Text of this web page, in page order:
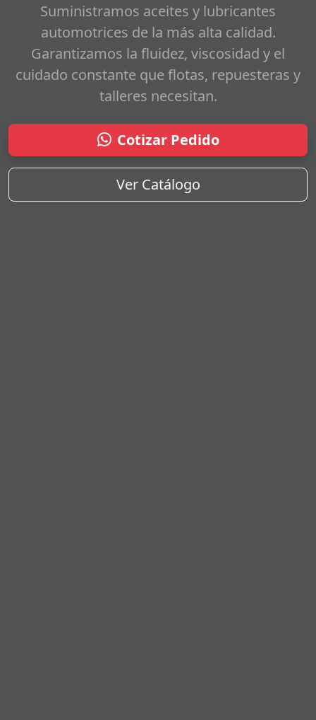
Suministramos aceites y lubricantes
automotrices de la más alta calidad.
Garantizamos la fluidez, viscosidad y el
cuidado constante que flotas, repuesteras y
talleres necesitan.
Cotizar Pedido
Ver Catálogo